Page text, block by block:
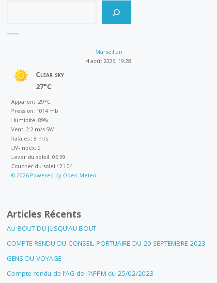
Marseillan
4 août 2026, 19:28
Clear sky
27°C
Apparent: 29°C
Pression: 1014 mb
Humidité: 89%
Vent: 2.2 m/s SW
Rafales : 8 m/s
UV-Index: 0
Lever du soleil: 06:39
Coucher du soleil: 21:04
© 2026 Powered by Open-Meteo
Articles Récents
AU BOUT DU JUSQU’AU BOUT
COMPTE-RENDU DU CONSEIL PORTUAIRE DU 20 SEPTEMBRE 2023
GENS DU VOYAGE
Compte-rendu de l’AG de l’APPM du 25/02/2023